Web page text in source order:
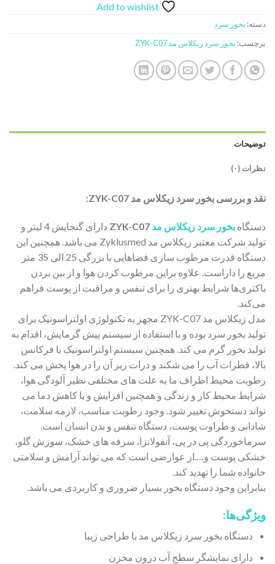
Add to wishlist
دسته: بخور سرد
برچسب: بخور سرد زیکلاس مد ZYK-C07
توضیحات
نظرات (۰)
نقد و بررسی بخور سرد زیکلاس مد ZYK-C07:
دستگاه بخور سرد زیکلاس مد
دارای گنجایش 4 لیتر و
تولید شرکت معتبر زیکلاس مد Zyklusmed می باشد. همچنین این
دستگاه قدرت مرطوب سازی فضاهایی با بزرگی 25 الی 35 متر
مربع را داراست. علاوه براین مرطوب کردن هوا و از بین بردن
باکتری‌ها شرایط بهتری را برای تنفس و مراقبت از پوست فراهم
می‌کند.
مدل زیکلاس مد ZYK-C07 مجهز به تکنولوژی اولتراسونیک برای
تولید بخور سرد بوده و با استفاده از سیستم پیش گرمایش، اقدام به
تولید بخور گرم می کند. همچنین سیستم اولتراسونیک با فرکانس
بالا، قطرات آب را می شکند و ذرات ریز آن را در هوا پخش می کند.
رطوبت محیط اطراف ما به علت های مختلفی نظیر آلودگی هوا،
شرایط محیط کار و زندگی و همچنین افزایش و یا کاهش دما می
تواند دستخوش تغییر شود. وجود رطوبت مناسب، لازمه سلامت،
شادابی و طراوت پوست، دستگاه تنفس و بدن انسان است.
سرماخوردگی پی در پی، آنفولانزا، سرفه های خشک، سوزش گلو،
خشکی پوست و….از عوارضی است که می تواند آرامش و سلامتی
خانواده شما را تهدید کند.
بنابراین وجود دستگاه بخور بسیار ضروری و کاربردی می باشد.
ویژگی‌ها:
دستگاه بخور سرد زیکلاس مد با طراحی زیبا
دارای نمایشگر سطح آب درون مخزن